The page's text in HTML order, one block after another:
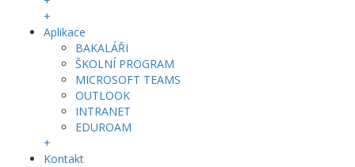
+
Aplikace
BAKALÁŘI
ŠKOLNÍ PROGRAM
MICROSOFT TEAMS
OUTLOOK
INTRANET
EDUROAM
+
Kontakt